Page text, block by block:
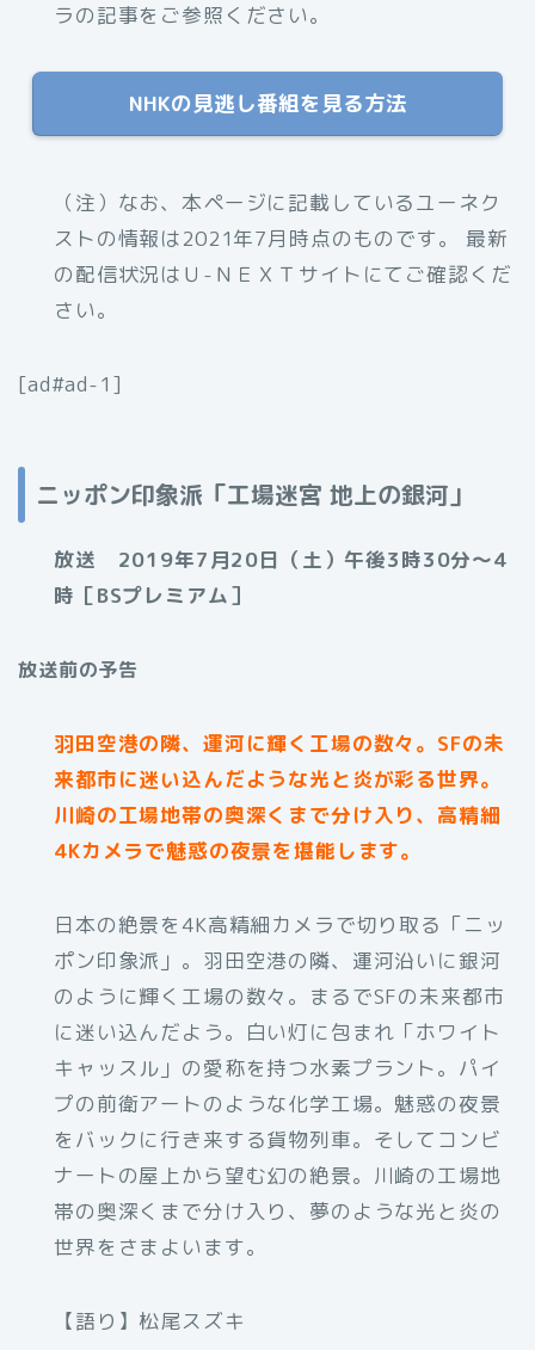
ラの記事をご参照ください。
NHKの見逃し番組を見る方法
（注）なお、本ページに記載しているユーネク
ストの情報は2021年7月時点のものです。 最新
の配信状況はＵ-ＮＥＸＴサイトにてご確認くだ
さい。
[ad#ad-1]
ニッポン印象派「工場迷宮 地上の銀河」
放送 2019年7月20日（土）午後3時30分〜4
時［BSプレミアム］
放送前の予告
羽田空港の隣、運河に輝く工場の数々。SFの未
来都市に迷い込んだような光と炎が彩る世界。
川崎の工場地帯の奥深くまで分け入り、高精細
4Kカメラで魅惑の夜景を堪能します。
日本の絶景を4K高精細カメラで切り取る「ニッ
ポン印象派」。羽田空港の隣、運河沿いに銀河
のように輝く工場の数々。まるでSFの未来都市
に迷い込んだよう。白い灯に包まれ「ホワイト
キャッスル」の愛称を持つ水素プラント。パイ
プの前衛アートのような化学工場。魅惑の夜景
をバックに行き来する貨物列車。そしてコンビ
ナートの屋上から望む幻の絶景。川崎の工場地
帯の奥深くまで分け入り、夢のような光と炎の
世界をさまよいます。
【語り】松尾スズキ